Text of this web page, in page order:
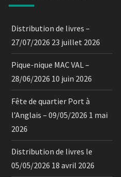
Distribution de livres –
27/07/2026 23 juillet 2026
Pique-nique MAC VAL –
28/06/2026 10 juin 2026
Fête de quartier Port à
l’Anglais – 09/05/2026 1 mai
2026
Distribution de livres le
05/05/2026 18 avril 2026